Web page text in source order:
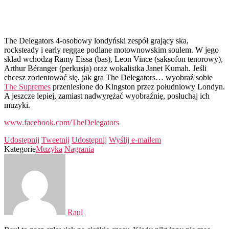
The Delegators 4-osobowy londyński zespół grający ska,
rocksteady i early reggae podlane motownowskim soulem. W jego
skład wchodzą Ramy Eissa (bas), Leon Vince (saksofon tenorowy),
Arthur Béranger (perkusja) oraz wokalistka Janet Kumah. Jeśli
chcesz zorientować się, jak gra The Delegators… wyobraź sobie
The Supremes przeniesione do Kingston przez południowy Londyn.
A jeszcze lepiej, zamiast nadwyrężać wyobraźnię, posłuchaj ich
muzyki.
www.facebook.com/TheDelegators
Udostępnij Tweetnij Udostępnij Wyślij e-mailem
KategorieMuzyka Nagrania
Raul